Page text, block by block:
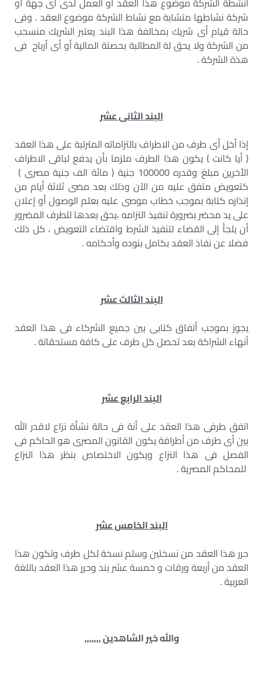
شركة نشاطها متشابة مع نشاط الشركة موضوع العقد . وفى
حالة قيام أى شريك بمخالفة هذا البند يعتبر الشريك منسحب
من الشركة ولا يحق لة المطالبة بحصتة المالية أو أى أرباح فى
هذة الشركة .
البند الثانى عشر
إذا أخل أى طرف من الاطراف بالتزاماته المترتبة على هذا العقد
( أيا كانت ) يكون هذا الطرف ملزما بأن يدفع لباقى الاطراف
الأخرين مبلغ وقدره 100000 جنية ( مائة الف جنية مصرى )
كتعويض متفق عليه من الآن وذلك بعد مضى ثلاثة أيام من
إنذاره كتابة بموجب خطاب موصى عليه بعلم الوصول أو إعلان
على يد محضر بضرورة تنفيذ التزامه ،يحق بعدها للطرف المضرور
أن يلجأ إلى القضاء لتنفيذ الشرط واقتضاء التعويض ، كل ذلك
فضلا عن نفاذ العقد بكامل بنوده وأحكامه .
البند الثالث عشر
يجوز بموجب أتفاق كتابى بين جميع الشركاء فى هذا العقد
أنهاء الشراكة بعد تحصل كل طرف على كافة مستحقاتة .
البند الرابع عشر
اتفق طرفى هذا العقد على أنة فى حالة نشأة نزاع لاقدر الله
بين أى طرف من أطرافة يكون القانون المصرى هو الحاكم فى
الفصل فى هذا النزاع ويكون الاختصاص بنظر هذا النزاع
للمحاكم المصرية .
البند الخامس عشر
حرر هذا العقد من نسختين وسلم نسخة لكل طرف وتكون هذا
العقد من أربعة ورقات و خمسة عشر بند وحرر هذا العقد باللغة
العربية .
والله خير الشاهدين ,,,,,,,